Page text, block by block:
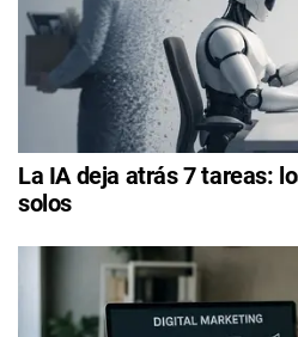
La IA deja atrás 7 tareas:
solos